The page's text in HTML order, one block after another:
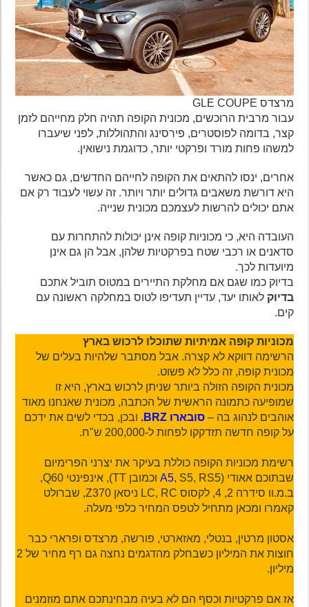
מרצדס GLE COUPE
עבור מרבית הרוכשים, מכונית הקופה תהיה חלק מחייהם לזמן
קצר, בדומה לפוסטרים, פירסינג והתהוללות, לפני שיעברו
למשהו פחות מורד ופרקטי יותר, כדוגמת נישואין.
אחרים, ינסו להתאים את הקופה לחייהם החדשים, גם כאשר
היא דורשת משאבים גדולים יותר ויותר. זה עשוי לעבוד רק אם
אתם יכולים להרשות לעצמכם מכונית שנייה.
העובדה היא, כי מכוניות קופה אינן יכולות להתחרות עם
סדאנים או רכבי שטח בפרקטיות שלהן, אבל הן גם אינן
מיועדות לכך.
בדיוק כמו שגם אם מחלקת התיירים במטוס תוביל אתכם
בדיוקלאותו יעד, עדיין תעדיפו לטוס במחלקה ראשונה עם
קים.
מכוניות קופה אמיתיות שתוכלו לרכוש בארץ
הרשימה דווקא לא קצרה. אבל מסתבר שלהיות בעלים של
מכונית קופה, זה כלל לא פשוט.
מכונית הקופה הזולה ביותר שניתן לרכוש בארץ, היא זו
שמופיעה כתמונה הראשית של הכתבה, מכונית שאנחנו מאוד
אוהבים לנהוג בה – סובארו BRZ.
ובכן, בכדי לשים את ידכם
על קופה חדשה תזדקקו לפחות ל-200,000 ש"ח.
רשימת מכוניות הקופה כוללת בעיקר את יצרני הפרימיום
שבתוכם אאודי (
A5
, S5, RS5 וכמובן TT), אינפינטי Q60,
ב.מ.וו סידרה 2, 4, לקסוס LC, RC ניסאן Z370, שברולט
קאמרו ומכאן מתחיל לטפס המחיר כלפי מעלה.
אסטון מרטין, בנטלי, מאזארטי, פורשה, מרצדס ופרארי כבר
חוצות את המיליון כשבחלק מהדגמים נחצה גם רף מחיר של 2
מיליון.
אז אם פרקטיות וכסף הם לא בעיה מבחינתכם אתם מוזמנים